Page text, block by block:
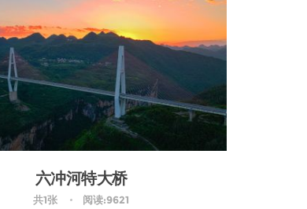
六冲河特大桥
共1张 阅读:9621